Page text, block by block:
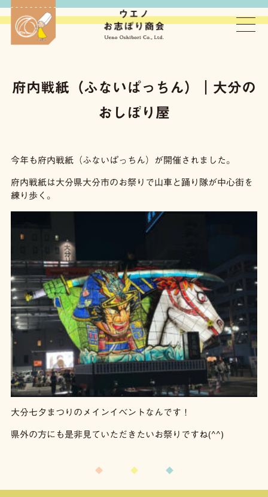
ウエノお志ぼり商会
府内戦紙（ふないぱっちん）｜大分の
おしぼり屋
今年も府内戦紙（ふないぱっちん）が開催されました。
府内戦紙は大分県大分市のお祭りで山車と踊り隊が中心街を
練り歩く。
大分七夕まつりのメインイベントなんです！
県外の方にも是非見ていただきたいお祭りですね(^^)